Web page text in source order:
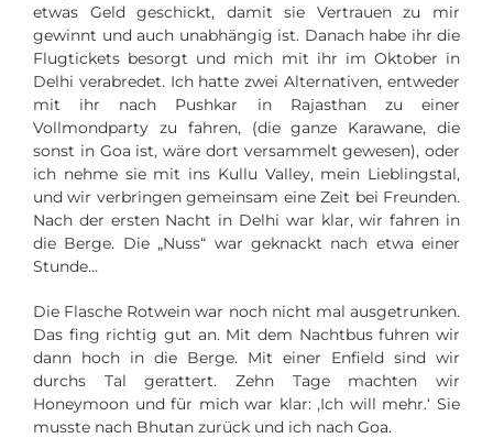
etwas Geld geschickt, damit sie Vertrauen zu mir
gewinnt und auch unabhängig ist. Danach habe ihr die
Flugtickets besorgt und mich mit ihr im Oktober in
Delhi verabredet. Ich hatte zwei Alternativen, entweder
mit ihr nach Pushkar in Rajasthan zu einer
Vollmondparty zu fahren, (die ganze Karawane, die
sonst in Goa ist, wäre dort versammelt gewesen), oder
ich nehme sie mit ins Kullu Valley, mein Lieblingstal,
und wir verbringen gemeinsam eine Zeit bei Freunden.
Nach der ersten Nacht in Delhi war klar, wir fahren in
die Berge. Die „Nuss“ war geknackt nach etwa einer
Stunde…
Die Flasche Rotwein war noch nicht mal ausgetrunken.
Das fing richtig gut an. Mit dem Nachtbus fuhren wir
dann hoch in die Berge. Mit einer Enfield sind wir
durchs Tal gerattert. Zehn Tage machten wir
Honeymoon und für mich war klar: ‚Ich will mehr.‘ Sie
musste nach Bhutan zurück und ich nach Goa.